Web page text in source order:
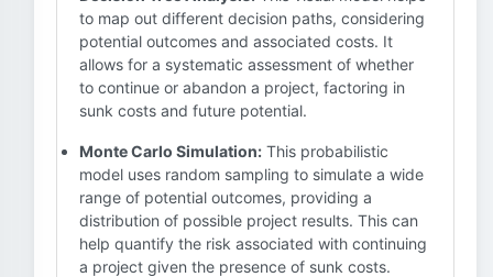
to map out different decision paths, considering
potential outcomes and associated costs. It
allows for a systematic assessment of whether
to continue or abandon a project, factoring in
sunk costs and future potential.
Monte Carlo Simulation: This probabilistic
model uses random sampling to simulate a wide
range of potential outcomes, providing a
distribution of possible project results. This can
help quantify the risk associated with continuing
a project given the presence of sunk costs.